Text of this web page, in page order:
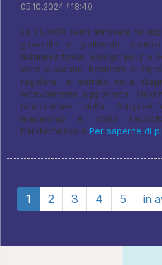
05.10.2024 / 18:40
La YUKIOR semi rinnovata ha
giovanile di pallavolo:
Nizhnevartovsk, Belogorye-2 e
volte ciascuno. Residenti di
regolare, è entrato nella
notevolmente aggiornato.
trincerarono nella
leadership è stato
Parkhomenko e Per saperne di
1 2 3 4 5 in